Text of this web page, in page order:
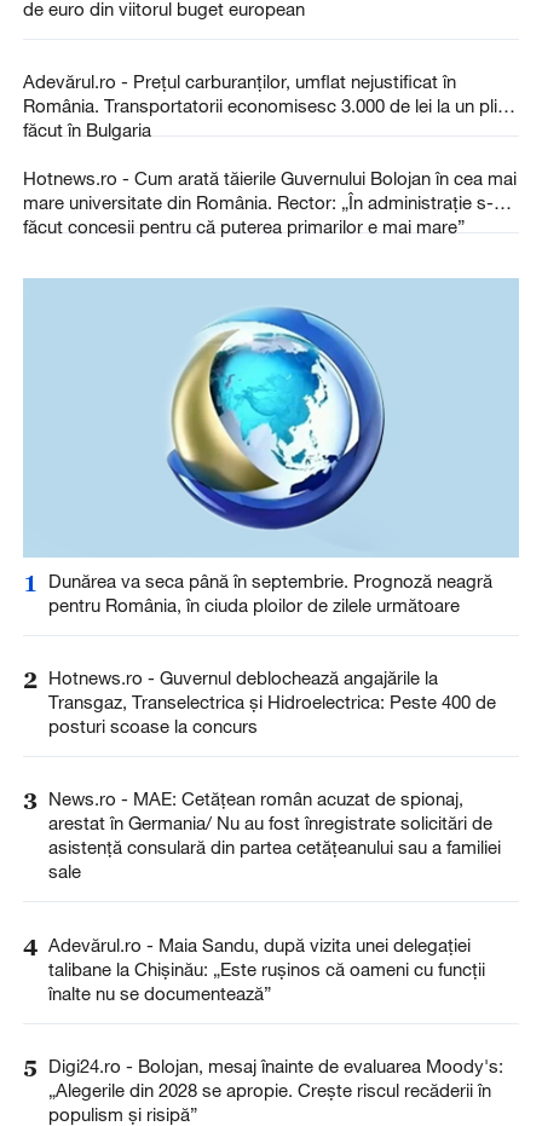
de euro din viitorul buget european
Adevărul.ro - Prețul carburanților, umflat nejustificat în
România. Transportatorii economisesc 3.000 de lei la un plin
făcut în Bulgaria
Hotnews.ro - Cum arată tăierile Guvernului Bolojan în cea mai
mare universitate din România. Rector: „În administraţie s-au
făcut concesii pentru că puterea primarilor e mai mare”
1
Dunărea va seca până în septembrie. Prognoză neagră
pentru România, în ciuda ploilor de zilele următoare
2 Hotnews.ro - Guvernul deblochează angajările la
Transgaz, Transelectrica și Hidroelectrica: Peste 400 de
posturi scoase la concurs
3 News.ro - MAE: Cetăţean român acuzat de spionaj,
arestat în Germania/ Nu au fost înregistrate solicitări de
asistenţă consulară din partea cetăţeanului sau a familiei
sale
4 Adevărul.ro - Maia Sandu, după vizita unei delegației
talibane la Chișinău: „Este rușinos că oameni cu funcții
înalte nu se documentează”
5
Digi24.ro - Bolojan, mesaj înainte de evaluarea Moody's:
„Alegerile din 2028 se apropie. Crește riscul recăderii în
populism și risipă”